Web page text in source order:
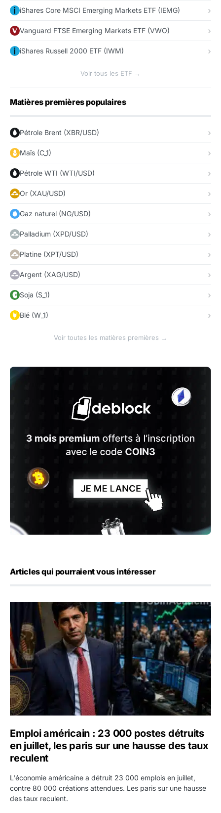
iShares Core MSCI Emerging Markets ETF (IEMG)
Vanguard FTSE Emerging Markets ETF (VWO)
iShares Russell 2000 ETF (IWM)
Voir tous les ETF →
Matières premières populaires
Pétrole Brent (XBR/USD)
Maïs (C_1)
Pétrole WTI (WTI/USD)
Or (XAU/USD)
Gaz naturel (NG/USD)
Palladium (XPD/USD)
Platine (XPT/USD)
Argent (XAG/USD)
Soja (S_1)
Blé (W_1)
Voir toutes les matières premières →
Articles qui pourraient vous intéresser
Emploi américain : 23 000 postes détruits en juillet, les
Emploi américain : 23 000 postes détruits
en juillet, les paris sur une hausse des taux
reculent
L'économie américaine a détruit 23 000 emplois en juillet,
contre 80 000 créations attendues. Les paris sur une hausse
des taux reculent.